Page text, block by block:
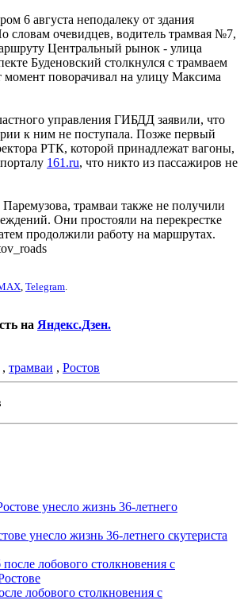
6 августа неподалеку от здания
словам очевидцев, водитель трамвая №7,
Центральный рынок - улица
Буденовский столкнулся с трамваем
поворачивал на улицу Максима
управления ГИБДД заявили, что
к ним не поступала. Позже первый
РТК, которой принадлежат вагоны,
161.ru, что никто из пассажиров не
трамваи также не получили
Они простояли на перекрестке
продолжили работу на маршрутах.
, Telegram.
на Яндекс.Дзен.
, трамваи , Ростов
унесло жизнь 36-летнего скутериста
лобового столкновения с